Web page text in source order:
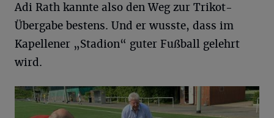
Adi Rath kannte also den Weg zur Trikot-
Übergabe bestens. Und er wusste, dass im
Kapellener „Stadion“ guter Fußball gelehrt
wird.